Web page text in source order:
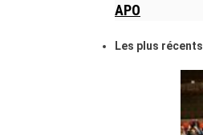
APO
Les plus récents